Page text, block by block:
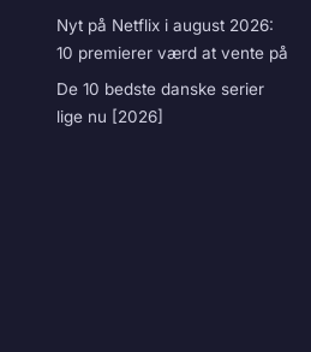
Nyt på Netflix i august 2026:
10 premierer værd at vente på
De 10 bedste danske serier
lige nu [2026]